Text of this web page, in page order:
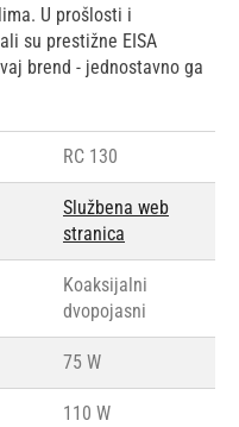
U prošlosti i
su prestižne EISA
brend - jednostavno ga
RC 130
Službena web
stranica
Koaksijalni
dvopojasni
75 W
110 W